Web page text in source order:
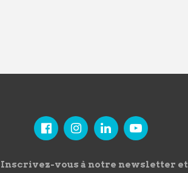
Inscrivez-vous à notre newsletter et